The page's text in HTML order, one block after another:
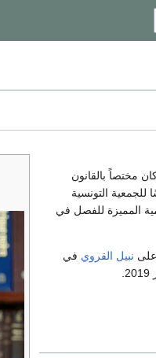
مختصاً بالقانون
للجمعية التونسية
الأكاديمية المميزة للفصل في
نبيل القروي في